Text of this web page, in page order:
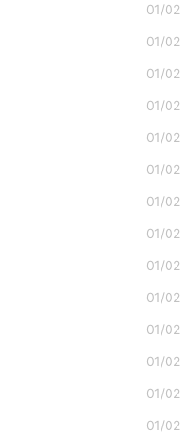
01/02
01/02
01/02
01/02
01/02
01/02
01/02
01/02
01/02
01/02
01/02
01/02
01/02
01/02